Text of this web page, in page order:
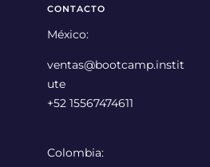
CONTACTO
México:
ventas@bootcamp.instit
ute
+52 15567474611
Colombia: